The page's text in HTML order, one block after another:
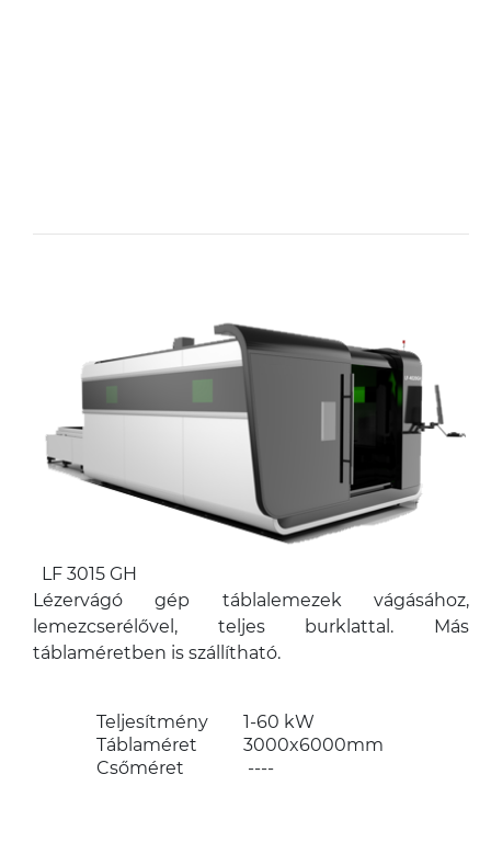
LF 3015 GH
Lézervágó gép táblalemezek vágásához,
lemezcserélővel, teljes burklattal. Más
táblaméretben is szállítható.
Teljesítmény
1-60 kW
Táblaméret
3000x6000mm
Csőméret
----